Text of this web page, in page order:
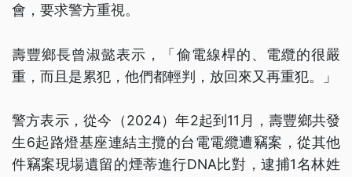
會，要求警方重視。
壽豐鄉長曾淑懿表示，「偷電線桿的、電纜的很嚴
重，而且是累犯，他們都輕判，放回來又再重犯。」
警方表示，從今（2024）年2起到11月，壽豐鄉共發
生6起路燈基座連結主攬的台電電纜遭竊案，從其他
件竊案現場遺留的煙蒂進行DNA比對，逮捕1名林姓